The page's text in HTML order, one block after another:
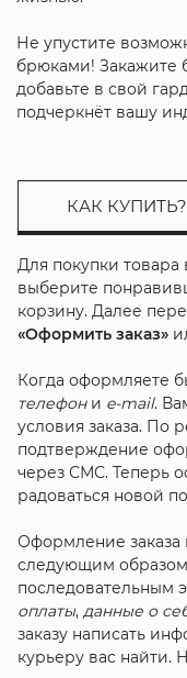
Не упустите
брюками! Закажите
добавьте в свой
подчеркнёт вашу
КАК КУПИТЬ?
Для покупки
выберите
корзину. Далее
«Оформить заказ»
Когда оформляете
телефони e-mail.
условия заказа. По
подтверждение
через СМС. Теперь
радоваться новой
Оформление заказа
следующим
последовательным
оплаты, данные о
заказу написать
курьеру вас найти.